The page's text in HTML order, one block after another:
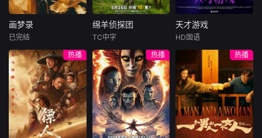
画梦录
林柏叡
民国的上海滩，身
怀绝技的孤女画师
许雁真，意外与身
陷危局的融汇银行
总账姜心羽产生交
集。姜心羽遭人陷
画梦录
已完结
绵羊侦探团
尼可拉斯·博朗
尼古拉斯·加利齐纳
牧羊人乔治
（休·杰克曼饰）最
爱给羊群读侦探小
说，没想到自己有
一天会离奇死亡。
绵羊侦探团
TC中字
天才游戏
李蔓瑄
穷途末路的天才少
年刘全龙（彭昱畅
饰），被偏执富家
公子陈伦（丁禹兮
饰）选中，被迫踏
入一场为他量身打
天才游戏
HD国语
热播
热播 热播